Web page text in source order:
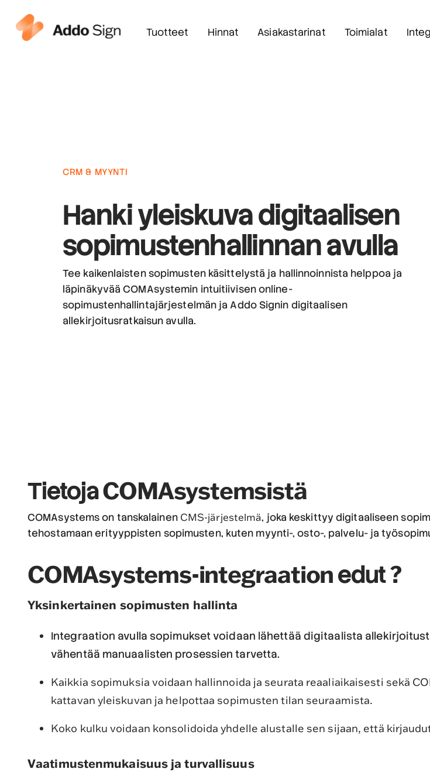
Tuotteet Hinnat Asiakastarinat Toimialat
CRM & MYYNTI
Hanki yleiskuvadigitaalisen
sopimustenhallinnanavulla
Tee kaikenlaisten sopimusten käsittelystä ja hallinnoinnista helppoa ja
läpinäkyvää COMAsystemin intuitiivisen online-
sopimustenhallintajärjestelmän ja Addo Signin digitaalisen
allekirjoitusratkaisun avulla.
TietojaCOMAsystemsistä
COMAsystems on tanskalainen CMS-järjestelmä, joka keskittyy digitaaliseen
tehostamaan erityyppisten sopimusten, kuten myynti-, osto-, palvelu- ja
COMAsystems-integraationedut?
Yksinkertainen sopimusten hallinta
Integraation avulla sopimukset voidaan lähettää digitaalista
vähentää manuaalisten prosessien tarvetta.
Kaikkia sopimuksia voidaan hallinnoida ja seurata reaaliaikaisesti sekä
kattavan yleiskuvan ja helpottaa sopimusten tilan seuraamista.
Koko kulku voidaan konsolidoida yhdelle alustalle sen sijaan, että
Vaatimustenmukaisuus ja turvallisuus